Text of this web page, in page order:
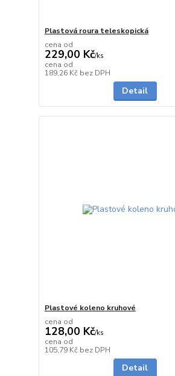
Plastová roura teleskopická
cena od
229,00 Kč/ks
cena od
189,26 Kč bez DPH
Detail
Plastové koleno kruhové
cena od
128,00 Kč/ks
cena od
105,79 Kč bez DPH
Detail